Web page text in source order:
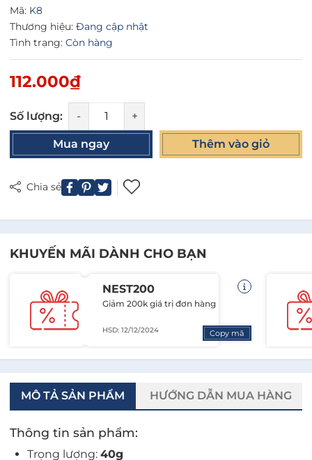
Mã: K8
Thương hiệu: Đang cập nhật
Tình trạng: Còn hàng
112.000₫
Số lượng: - +
Mua ngay Thêm vào giỏ
Chia sẻ
KHUYẾN MÃI DÀNH CHO BẠN
NEST200
Giảm 200k giá trị đơn hàng
HSD: 12/12/2024 Copy mã
MÔ TẢ SẢN PHẨM HƯỚNG DẪN MUA HÀNG
Thông tin sản phẩm:
Trọng lượng: 40g